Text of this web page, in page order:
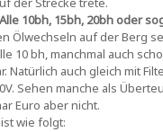
10bh, 15bh, 20bh oder
Ölwechseln auf der Berg
10 bh, manchmal auch
Natürlich auch gleich mit
Sehen manche als
Euro aber nicht.
wie folgt: